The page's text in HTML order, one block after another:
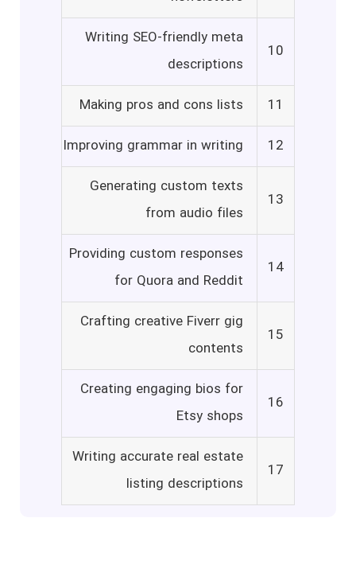
10
Writing SEO-friendly meta
descriptions
11
Making pros and cons lists
12
Improving grammar in writing
13
Generating custom texts
from audio files
14
Providing custom responses
for Quora and Reddit
15
Crafting creative Fiverr gig
contents
16
Creating engaging bios for
Etsy shops
17
Writing accurate real estate
listing descriptions